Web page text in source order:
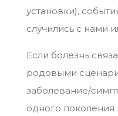
установки),
случились с нами
Если болезнь
родовыми
заболевание/
одного поколения